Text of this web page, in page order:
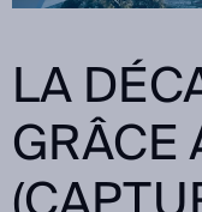
LA
GRÂCE